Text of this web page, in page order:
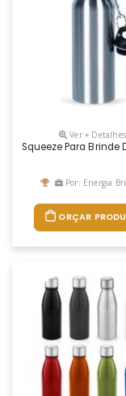
Ver + Detalhes
Squeeze Para Brinde
Por: Energia
ORÇAR